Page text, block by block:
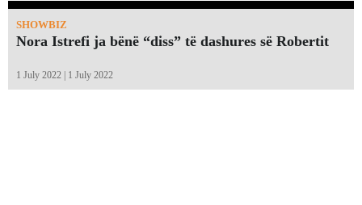
SHOWBIZ
Nora Istrefi ja bënë “diss” të dashures së Robertit
1 July 2022 | 1 July 2022